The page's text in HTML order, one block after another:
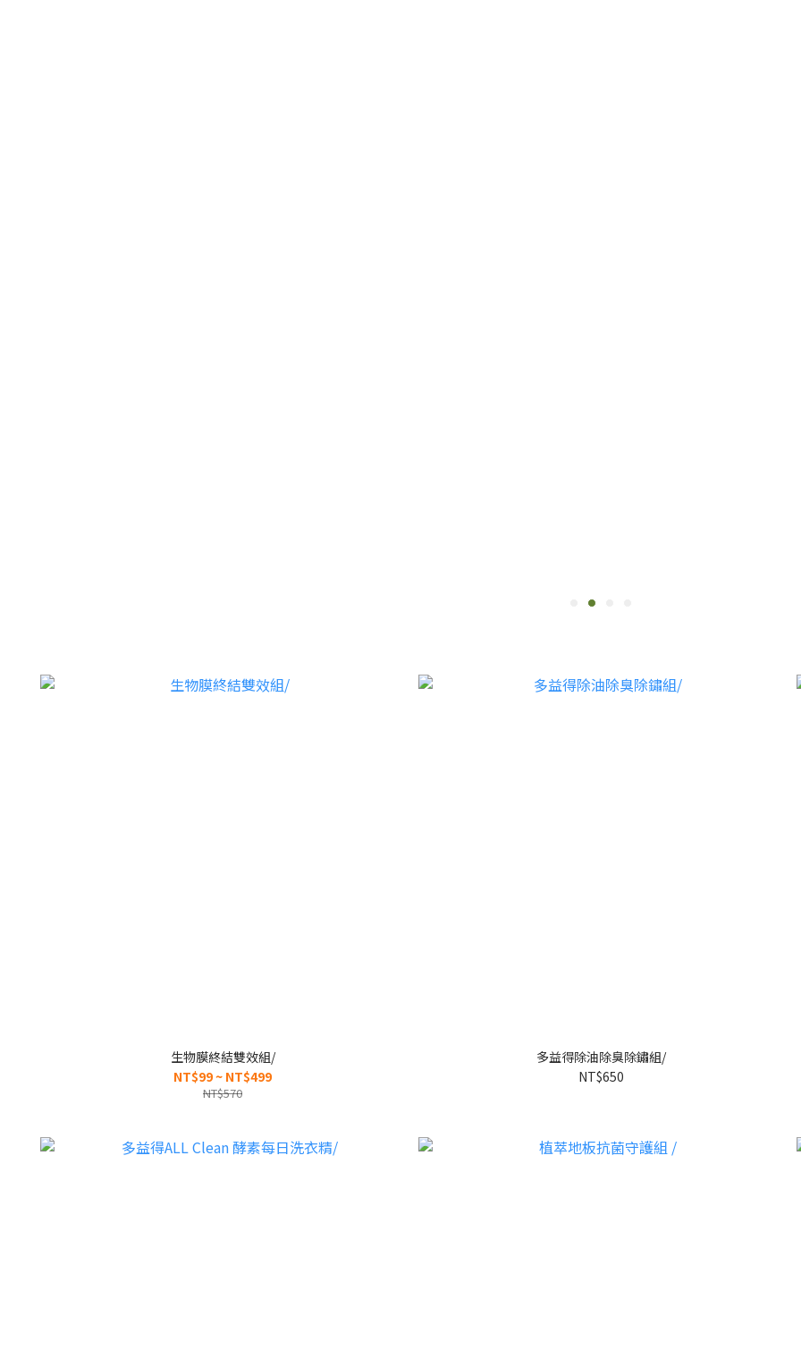
生物膜終結雙效組/
NT$99 ~ NT$499
NT$570
多益得除油除臭除鏽組/
NT$650